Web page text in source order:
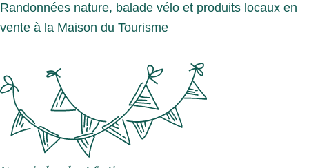
Randonnées nature, balade vélo et produits locaux en
vente à la Maison du Tourisme